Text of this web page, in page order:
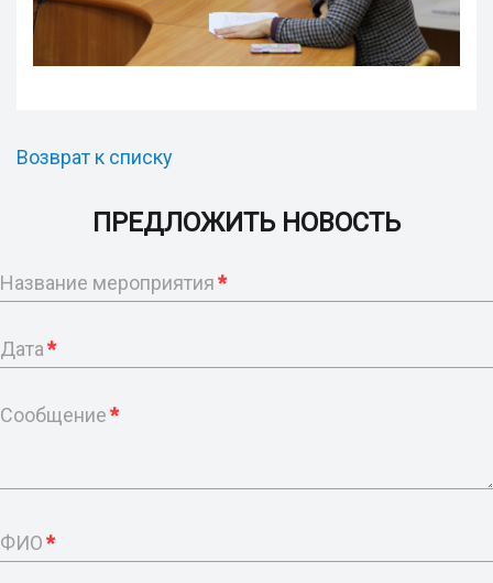
Возврат к списку
ПРЕДЛОЖИТЬ НОВОСТЬ
Название мероприятия*
Дата*
Сообщение*
ФИО*